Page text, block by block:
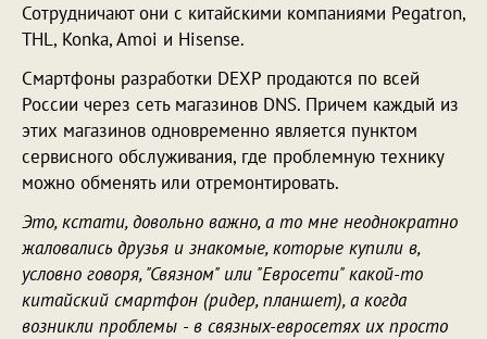
Сотрудничают они с китайскими компаниями Pegatron,
THL, Konka, Amoi и Hisense.
Смартфоны разработки DEXP продаются по всей
России через сеть магазинов DNS. Причем каждый из
этих магазинов одновременно является пунктом
сервисного обслуживания, где проблемную технику
можно обменять или отремонтировать.
Это, кстати, довольно важно, а то мне неоднократно
жаловались друзья и знакомые, которые купили в,
условно говоря, "Связном" или "Евросети" какой-то
китайский смартфон (ридер, планшет), а когда
возникли проблемы - в связных-евросетях их просто